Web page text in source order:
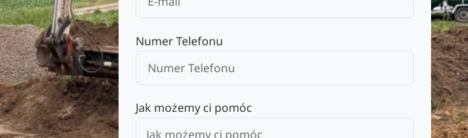
Numer Telefonu
Jak możemy ci pomóc